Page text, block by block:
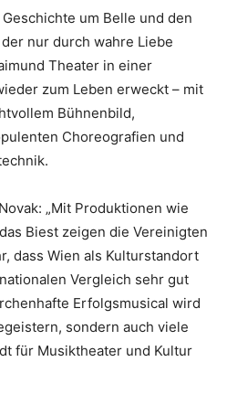
um Belle und den
nur durch wahre Liebe
Theater in einer
zum Leben erweckt – mit
Bühnenbild,
Choreografien und
„Mit Produktionen wie
Biest zeigen die Vereinigten
dass Wien als Kulturstandort
Vergleich sehr gut
Erfolgsmusical wird
sondern auch viele
für Musiktheater und Kultur